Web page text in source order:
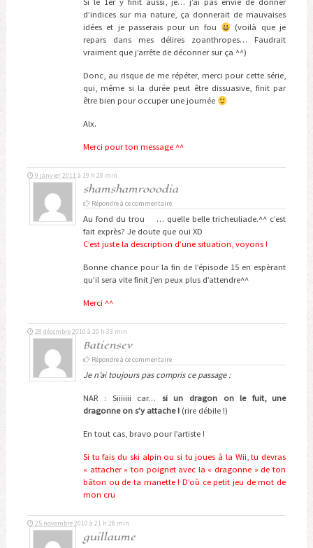
d’indices sur ma nature, ça donnerait de mauvaises
idées et je passerais pour un fou
(voilà que je
repars dans mes délires zoanthropes… Faudrait
vraiment que j’arrête de déconner sur ça ^^)
Donc, au risque de me répéter, merci pour cette série,
qui, même si la durée peut être dissuasive, finit par
être bien pour occuper une journée
Alx.
Merci pour ton message ^^
shamshamrooodia
9 janvier 2011 à 19 h 28 min
Répondre à ce commentaire
Au fond du trou … quelle belle tricheuliade.^^ c’est
fait exprès? Je doute que oui XD
C’est juste la description d’une situation, voyons !
Bonne chance pour la fin de l’épisode 15 en espèrant
qu’il sera vite finit j’en peux plus d’attendre^^
Merci ^^
Batiensey
28 décembre 2010 à 20 h 33 min
Répondre à ce commentaire
Je n’ai toujours pas compris ce passage :
NAR : Siiiiiii car… si un dragon on le fuit, une
dragonne on s’y attache !(rire débile !)
En tout cas, bravo pour l’artiste !
Si tu fais du ski alpin ou si tu joues à la Wii, tu devras
« attacher » ton poignet avec la « dragonne » de ton
bâton ou de ta manette ! D’où ce petit jeu de mot de
mon cru
guillaume
25 novembre 2010 à 21 h 28 min